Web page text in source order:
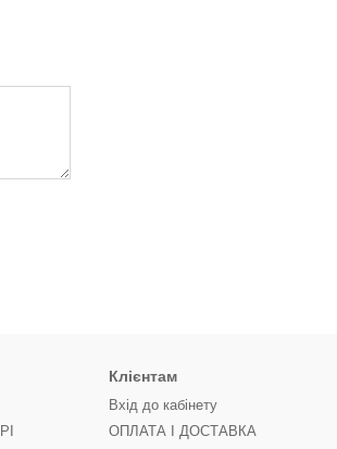
Клієнтам
Вхід до кабінету
ОПЛАТА І ДОСТАВКА